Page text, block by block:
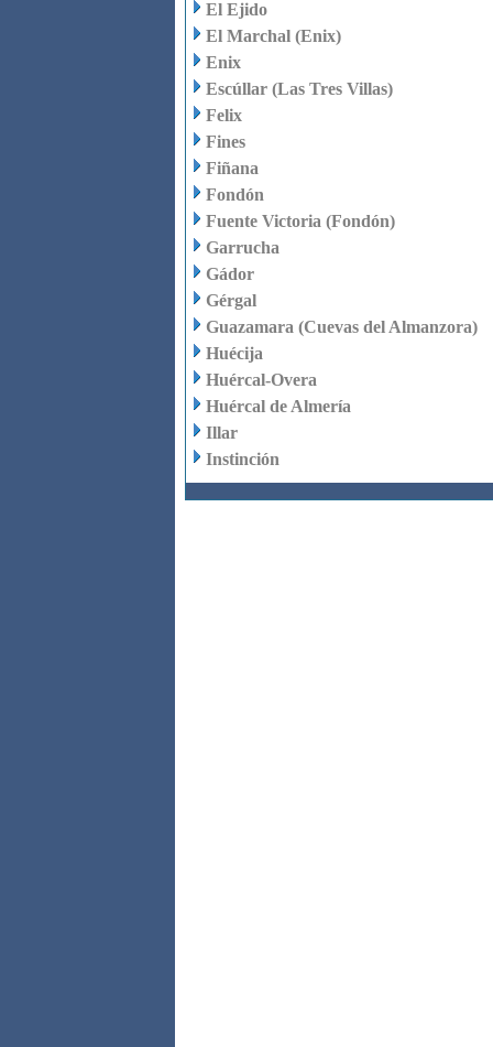
El Ejido
El Marchal (Enix)
Enix
Escúllar (Las Tres Villas)
Felix
Fines
Fiñana
Fondón
Fuente Victoria (Fondón)
Garrucha
Gádor
Gérgal
Guazamara (Cuevas del Almanzora)
Huécija
Huércal-Overa
Huércal de Almería
Illar
Instinción